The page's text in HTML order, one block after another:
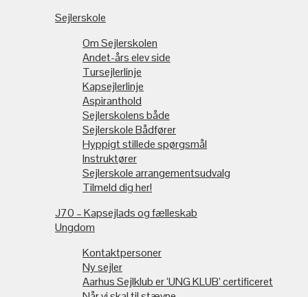
Sejlerskole
Om Sejlerskolen
Andet-års elev side
Tursejlerlinje
Kapsejlerlinje
Aspiranthold
Sejlerskolens både
Sejlerskole Bådfører
Hyppigt stillede spørgsmål
Instruktører
Sejlerskole arrangementsudvalg
Tilmeld dig her!
J70 – Kapsejlads og fælleskab
Ungdom
Kontaktpersoner
Ny sejler
Aarhus Sejlklub er ‘UNG KLUB’ certificeret